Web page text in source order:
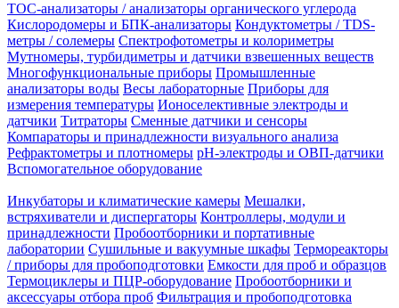
TOC-анализаторы / анализаторы органического углерода
Кислородомеры и БПК-анализаторы Кондуктометры / TDS-
метры / солемеры Спектрофотометры и колориметры
Мутномеры, турбидиметры и датчики взвешенных веществ
Многофункциональные приборы Промышленные
анализаторы воды Весы лабораторные Приборы для
измерения температуры Ионоселективные электроды и
датчики Титраторы Сменные датчики и сенсоры
Компараторы и принадлежности визуального анализа
Рефрактометры и плотномеры pH-электроды и ОВП-датчики
Вспомогательное оборудование
Инкубаторы и климатические камеры Мешалки,
встряхиватели и диспергаторы Контроллеры, модули и
принадлежности Пробоотборники и портативные
лаборатории Сушильные и вакуумные шкафы Термореакторы
/ приборы для пробоподготовки Емкости для проб и образцов
Термоциклеры и ПЦР-оборудование Пробоотборники и
аксессуары отбора проб Фильтрация и пробоподготовка